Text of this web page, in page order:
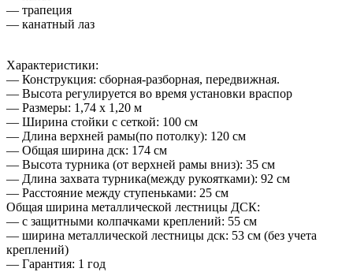
— трапеция
— канатный лаз
Характеристики:
— Конструкция: сборная-разборная, передвижная.
— Высота регулируется во время установки враспор
— Размеры: 1,74 х 1,20 м
— Ширина стойки с сеткой: 100 см
— Длина верхней рамы(по потолку): 120 см
— Общая ширина дск: 174 см
— Высота турника (от верхней рамы вниз): 35 см
— Длина захвата турника(между рукоятками): 92 см
— Расстояние между ступеньками: 25 см
Общая ширина металлической лестницы ДСК:
— c защитными колпачками креплений: 55 см
— ширина металлической лестницы дск: 53 см (без учета
креплений)
— Гарантия: 1 год